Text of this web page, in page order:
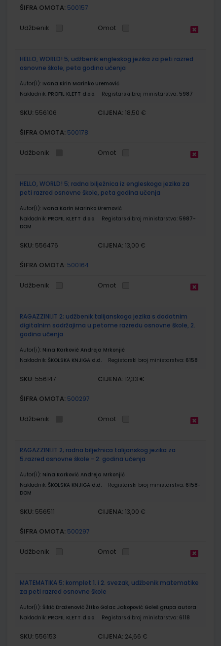
ŠIFRA OMOTA: 500157
Udžbenik Omot
HELLO, WORLD! 5; udžbenik engleskog jezika za peti razred
osnovne škole, peta godina učenja
Autor(i): Ivana Kirin Marinko Uremović
Nakladnik: PROFIL KLETT d.o.o. Registarski broj ministarstva: 5987
SKU: 556106 CIJENA: 18,50 €
ŠIFRA OMOTA: 500178
Udžbenik Omot
HELLO, WORLD! 5; radna bilježnica iz engleskoga jezika za
peti razred osnovne škole, peta godina učenja
Autor(i): Ivana Karin Marinko Uremović
Nakladnik: PROFIL KLETT d.o.o. Registarski broj ministarstva: 5987-
DOM
SKU: 556476 CIJENA: 13,00 €
ŠIFRA OMOTA: 500164
Udžbenik Omot
RAGAZZINI.IT 2; udžbenik talijanskoga jezika s dodatnim
digitalnim sadržajima u petome razredu osnovne škole, 2.
godina učenja
Autor(i): Nina Karković Andreja Mrkonjić
Nakladnik: ŠKOLSKA KNJIGA d.d. Registarski broj ministarstva: 6158
SKU: 556147 CIJENA: 12,33 €
ŠIFRA OMOTA: 500297
Udžbenik Omot
RAGAZZINI.IT 2; radna bilježnica talijanskog jezika za
5.razred osnovne škole - 2. godina učenja
Autor(i): Nina Karković Andreja Mrkonjić
Nakladnik: ŠKOLSKA KNJIGA d.d. Registarski broj ministarstva: 6158-
DOM
SKU: 556511 CIJENA: 13,00 €
ŠIFRA OMOTA: 500297
Udžbenik Omot
MATEMATIKA 5; komplet 1. i 2. svezak, udžbenik matematike
za peti razred osnovne škole
Autor(i): Šikić Draženović Žitko Golac Jakopović Goleš grupa autora
Nakladnik: PROFIL KLETT d.o.o. Registarski broj ministarstva: 6118
SKU: 556153 CIJENA: 24,66 €